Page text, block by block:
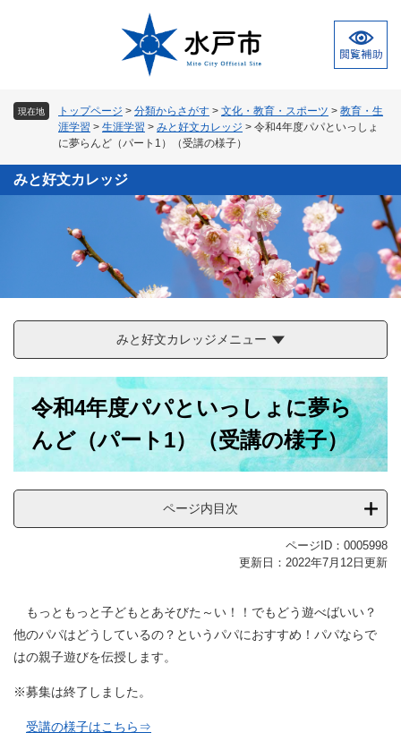
文
現在地 トップページ > 分類からさがす > 文化・教育・スポーツ > 教育・生
涯学習 > 生涯学習 > みと好文カレッジ > 令和4年度パパといっしょ
に夢らんど（パート1）（受講の様子）
みと好文カレッジ
みと好文カレッジメニュー
令和4年度パパといっしょに夢ら
んど（パート1）（受講の様子）
ページ内目次
ページID：0005998
更新日：2022年7月12日更新
もっともっと子どもとあそびた～い！！でもどう遊べばいい？
他のパパはどうしているの？というパパにおすすめ！パパならで
はの親子遊びを伝授します。
※募集は終了しました。
受講の様子はこちら⇒